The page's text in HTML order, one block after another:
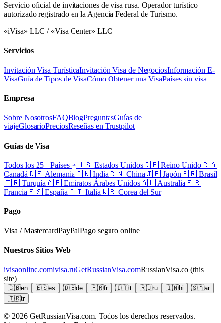
Servicio oficial de invitaciones de visa rusa. Operador turístico
autorizado registrado en la Agencia Federal de Turismo.
«iVisa» LLC / «Visa Center» LLC
Servicios
Invitación Visa TurísticaInvitación Visa de NegociosInformación E-
VisaGuía de Tipos de VisaCómo Obtener una VisaPaíses sin visa
Empresa
Sobre NosotrosFAQBlogPreguntasGuías de
viajeGlosarioPreciosReseñas en Trustpilot
Guías de Visa
Todos los 25+ Países 🇺🇸 Estados Unidos🇬🇧 Reino Unido🇨🇦
Canadá🇩🇪 Alemania🇮🇳 India🇨🇳 China🇯🇵 Japón🇧🇷 Brasil
🇹🇷 Turquía🇦🇪 Emiratos Árabes Unidos🇦🇺 Australia🇫🇷
Francia🇪🇸 España🇮🇹 Italia🇰🇷 Corea del Sur
Pago
Visa / MastercardPayPalPago seguro online
Nuestros Sitios Web
ivisaonline.comivisa.ruGetRussianVisa.comRussianVisa.co (this
site)
🇬🇧en 🇪🇸es 🇩🇪de 🇫🇷fr 🇮🇹it 🇷🇺ru 🇮🇳hi 🇸🇦ar
🇹🇷tr
© 2026 GetRussianVisa.com. Todos los derechos reservados.